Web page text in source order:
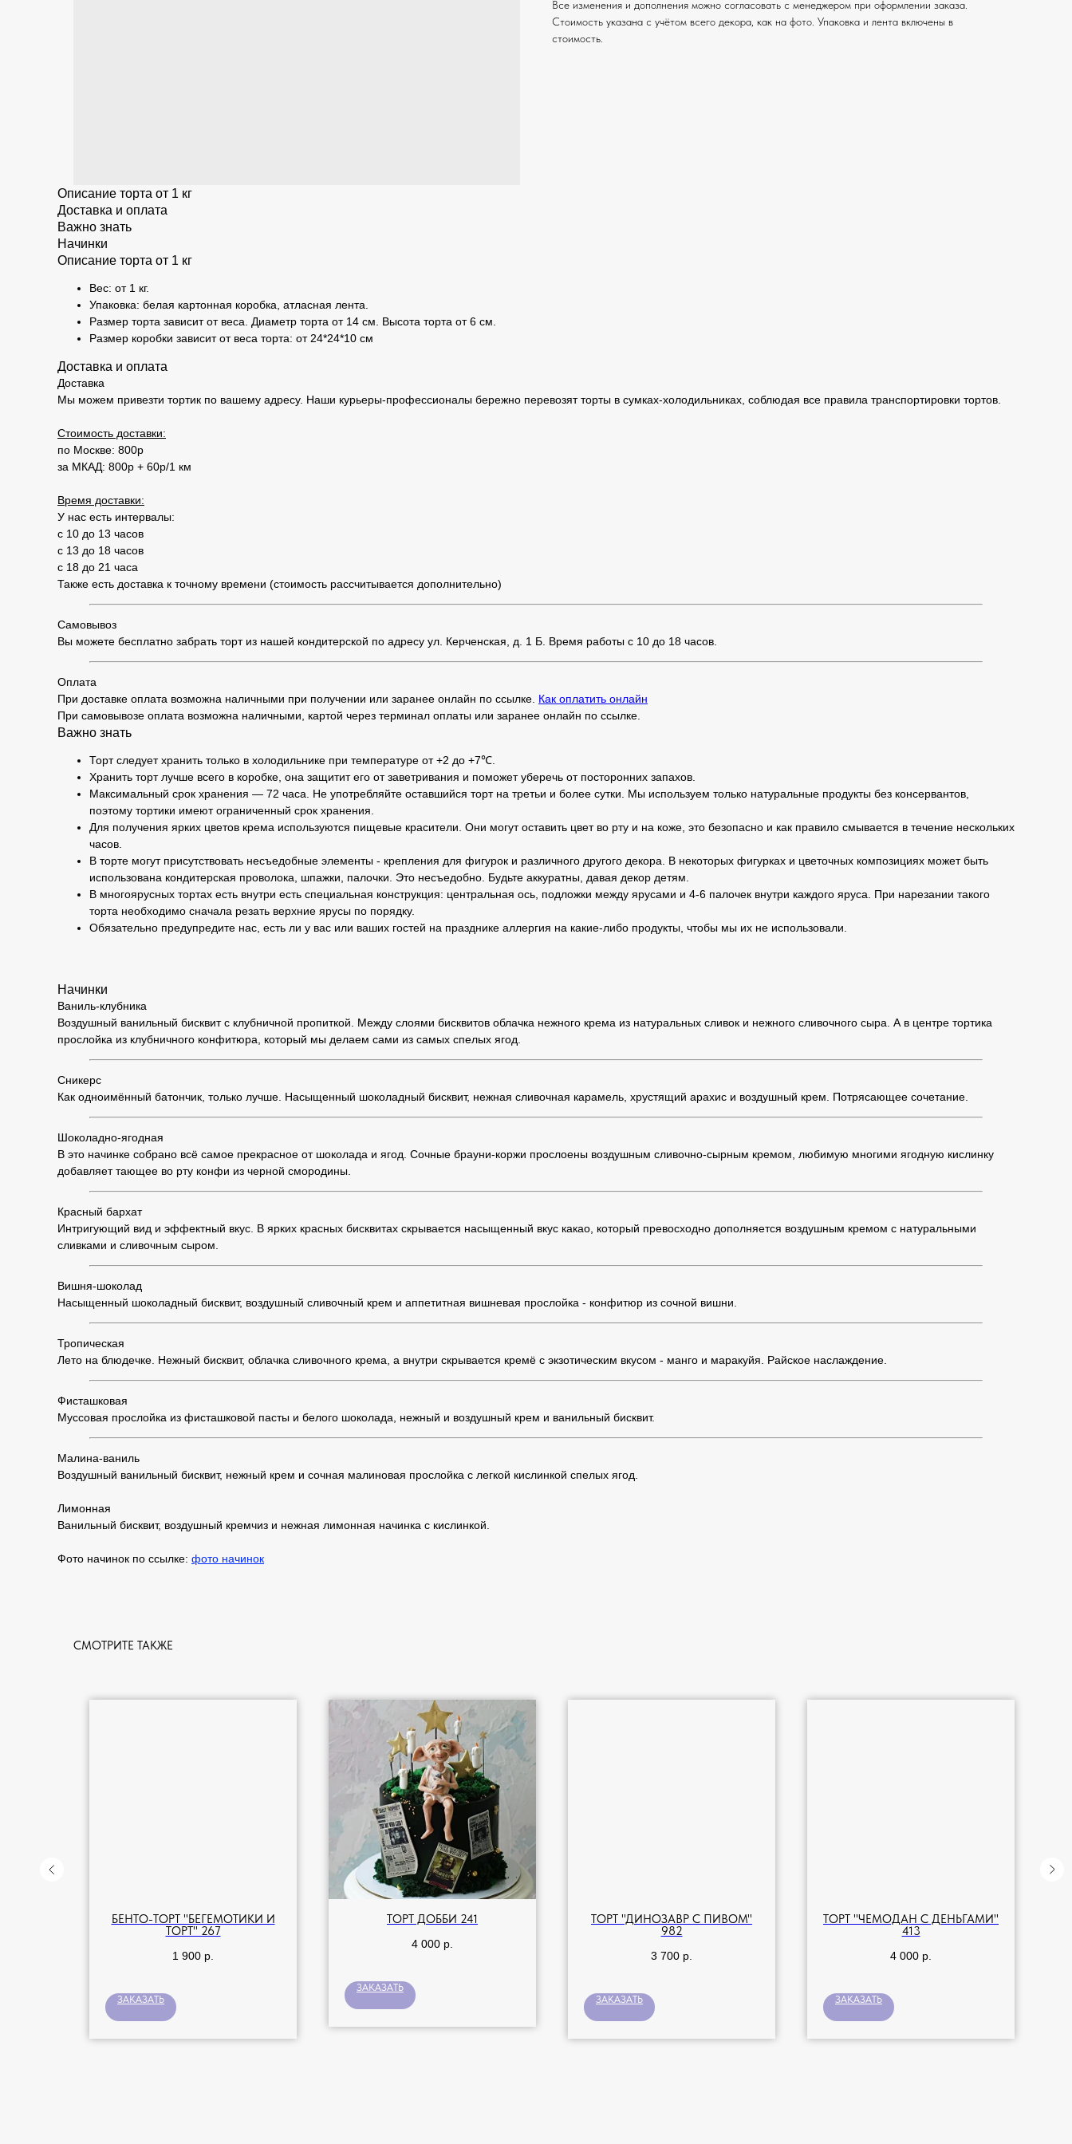
Все изменения и дополнения можно согласовать с менеджером при оформлении заказа.
Стоимость указана с учётом всего декора, как на фото. Упаковка и лента включены в
стоимость.
Описание торта от 1 кг
Доставка и оплата
Важно знать
Начинки
Описание торта от 1 кг
Вес: от 1 кг.
Упаковка: белая картонная коробка, атласная лента.
Размер торта зависит от веса. Диаметр торта от 14 см. Высота торта от 6 см.
Размер коробки зависит от веса торта: от 24*24*10 см
Доставка и оплата
Доставка
Мы можем привезти тортик по вашему адресу. Наши курьеры-профессионалы бережно перевозят торты в сумках-холодильниках, соблюдая все правила транспортировки тортов.
Стоимость доставки:
по Москве: 800р
за МКАД: 800р + 60р/1 км
Время доставки:
У нас есть интервалы:
с 10 до 13 часов
с 13 до 18 часов
с 18 до 21 часа
Также есть доставка к точному времени (стоимость рассчитывается дополнительно)
Самовывоз
Вы можете бесплатно забрать торт из нашей кондитерской по адресу ул. Керченская, д. 1 Б. Время работы с 10 до 18 часов.
Оплата
При доставке оплата возможна наличными при получении или заранее онлайн по ссылке. Как оплатить онлайн
При самовывозе оплата возможна наличными, картой через терминал оплаты или заранее онлайн по ссылке.
Важно знать
Торт следует хранить только в холодильнике при температуре от +2 до +7℃.
Хранить торт лучше всего в коробке, она защитит его от заветривания и поможет уберечь от посторонних запахов.
Максимальный срок хранения — 72 часа. Не употребляйте оставшийся торт на третьи и более сутки. Мы используем только натуральные продукты без консервантов,
поэтому тортики имеют ограниченный срок хранения.
Для получения ярких цветов крема используются пищевые красители. Они могут оставить цвет во рту и на коже, это безопасно и как правило смывается в течение нескольких
часов.
В торте могут присутствовать несъедобные элементы - крепления для фигурок и различного другого декора. В некоторых фигурках и цветочных композициях может быть
использована кондитерская проволока, шпажки, палочки. Это несъедобно. Будьте аккуратны, давая декор детям.
В многоярусных тортах есть внутри есть специальная конструкция: центральная ось, подложки между ярусами и 4-6 палочек внутри каждого яруса. При нарезании такого
торта необходимо сначала резать верхние ярусы по порядку.
Обязательно предупредите нас, есть ли у вас или ваших гостей на празднике аллергия на какие-либо продукты, чтобы мы их не использовали.
Начинки
Ваниль-клубника
Воздушный ванильный бисквит с клубничной пропиткой. Между слоями бисквитов облачка нежного крема из натуральных сливок и нежного сливочного сыра. А в центре тортика
прослойка из клубничного конфитюра, который мы делаем сами из самых спелых ягод.
Сникерс
Как одноимённый батончик, только лучше. Насыщенный шоколадный бисквит, нежная сливочная карамель, хрустящий арахис и воздушный крем. Потрясающее сочетание.
Шоколадно-ягодная
В это начинке собрано всё самое прекрасное от шоколада и ягод. Сочные брауни-коржи прослоены воздушным сливочно-сырным кремом, любимую многими ягодную кислинку
добавляет тающее во рту конфи из черной смородины.
Красный бархат
Интригующий вид и эффектный вкус. В ярких красных бисквитах скрывается насыщенный вкус какао, который превосходно дополняется воздушным кремом с натуральными
сливками и сливочным сыром.
Вишня-шоколад
Насыщенный шоколадный бисквит, воздушный сливочный крем и аппетитная вишневая прослойка - конфитюр из сочной вишни.
Тропическая
Лето на блюдечке. Нежный бисквит, облачка сливочного крема, а внутри скрывается кремё с экзотическим вкусом - манго и маракуйя. Райское наслаждение.
Фисташковая
Муссовая прослойка из фисташковой пасты и белого шоколада, нежный и воздушный крем и ванильный бисквит.
Малина-ваниль
Воздушный ванильный бисквит, нежный крем и сочная малиновая прослойка с легкой кислинкой спелых ягод.
Лимонная
Ванильный бисквит, воздушный кремчиз и нежная лимонная начинка с кислинкой.
Фото начинок по ссылке: фото начинок
СМОТРИТЕ ТАКЖЕ
БЕНТО-ТОРТ "БЕГЕМОТИКИ И
ТОРТ" 267
1 900 р.
ЗАКАЗАТЬ
ТОРТ ДОББИ 241
4 000 р.
ЗАКАЗАТЬ
ТОРТ "ДИНОЗАВР С ПИВОМ"
982
3 700 р.
ЗАКАЗАТЬ
ТОРТ "ЧЕМОДАН С ДЕНЬГАМИ"
413
4 000 р.
ЗАКАЗАТЬ